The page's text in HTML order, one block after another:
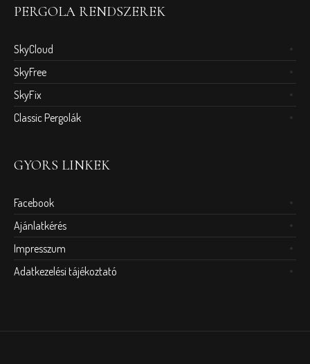
PERGOLA RENDSZEREK
SkyCloud
SkyFree
SkyFix
Classic Pergolák
GYORS LINKEK
Facebook
Ajánlatkérés
Impresszum
Adatkezelési tájékoztató